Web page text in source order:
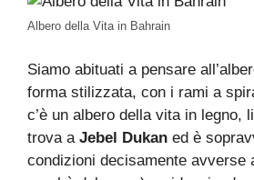
Albero della Vita in Bahrain
Siamo abituati a pensare
forma stilizzata, con i rami a
c’è un albero della vita in legno,
trova a Jebel Dukan ed è
condizioni decisamente avverse